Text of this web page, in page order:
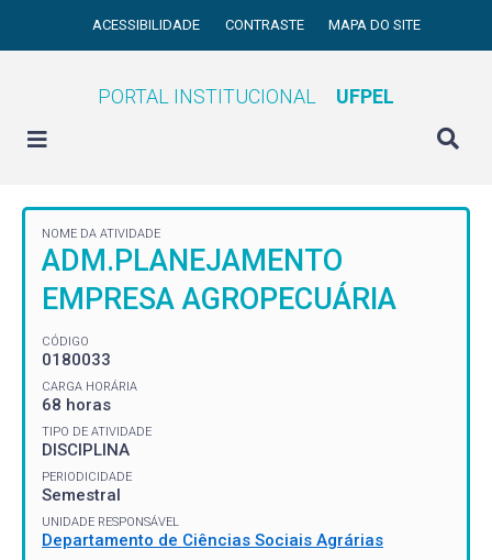
ACESSIBILIDADE CONTRASTE MAPA DO SITE
PORTAL INSTITUCIONAL UFPEL
NOME DA ATIVIDADE
ADM.PLANEJAMENTO
EMPRESA AGROPECUÁRIA
CÓDIGO
0180033
CARGA HORÁRIA
68 horas
TIPO DE ATIVIDADE
DISCIPLINA
PERIODICIDADE
Semestral
UNIDADE RESPONSÁVEL
Departamento de Ciências Sociais Agrárias